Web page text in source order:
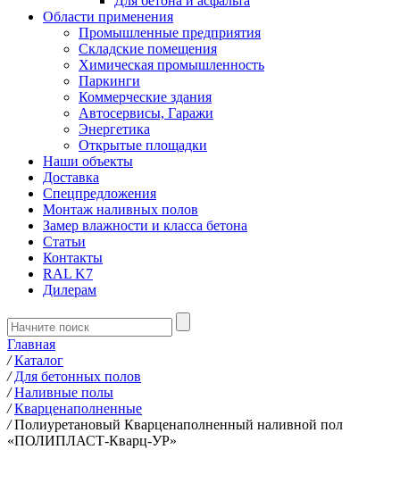
Области применения
Промышленные предприятия
Складские помещения
Химическая промышленность
Паркинги
Коммерческие здания
Автосервисы, Гаражи
Энергетика
Открытые площадки
Наши объекты
Доставка
Спецпредложения
Монтаж наливных полов
Замер влажности и класса бетона
Статьи
Контакты
RAL K7
Дилерам
Главная
/ Каталог
/ Для бетонных полов
/ Наливные полы
/ Кварценаполненные
/ Полиуретановый Кварценаполненный наливной пол
«ПОЛИПЛАСТ-Кварц-УР»